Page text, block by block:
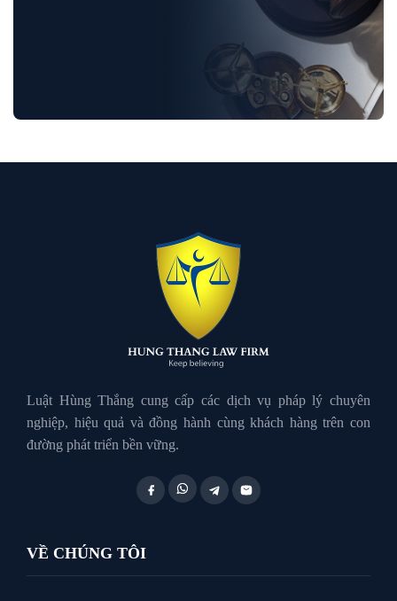
Hỏi đáp và tư vấn pháp luật
Luật Bảo Hiểm Xã Hội
Luật Giao Thông
Luật Hành Chính
Luật Hôn Nhân Gia Đình
Luật Hùng Thắng cung cấp các dịch vụ pháp lý chuyên
nghiệp, hiệu quả và đồng hành cùng khách hàng trên con
đường phát triển bền vững.
VỀ CHÚNG TÔI